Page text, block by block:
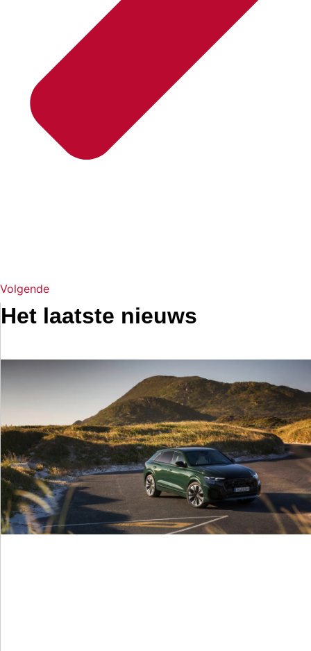
Volgende
Het laatste nieuws